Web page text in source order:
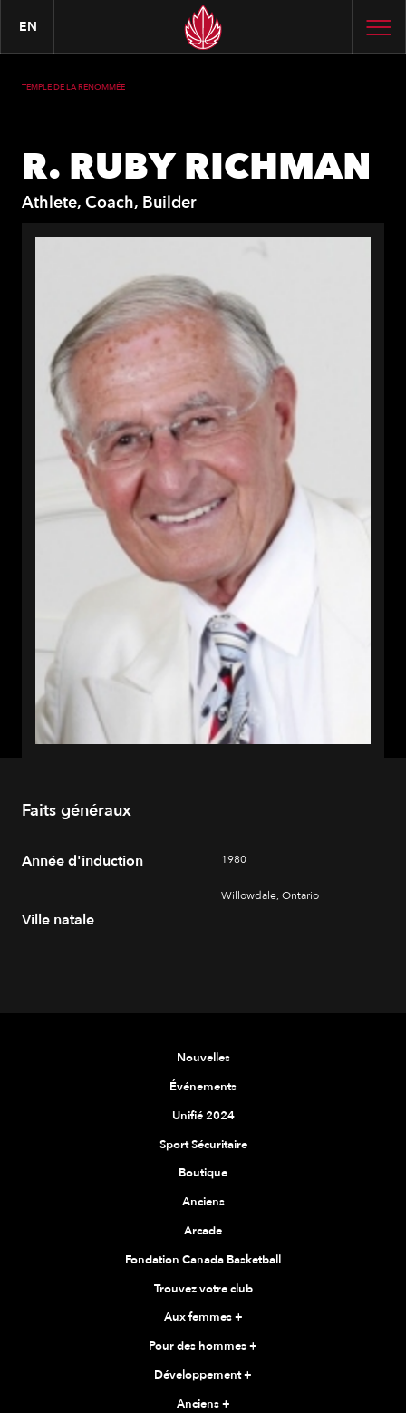
EN
TEMPLE DE LA RENOMMÉE
R. RUBY RICHMAN
Athlete, Coach, Builder
Faits généraux
Année d'induction 1980
Ville natale
Willowdale, Ontario
Nouvelles
Événements
Unifié 2024
Sport Sécuritaire
Boutique
Anciens
Arcade
Fondation Canada Basketball
Trouvez votre club
Aux femmes+
Pour des hommes+
Développement+
Anciens+